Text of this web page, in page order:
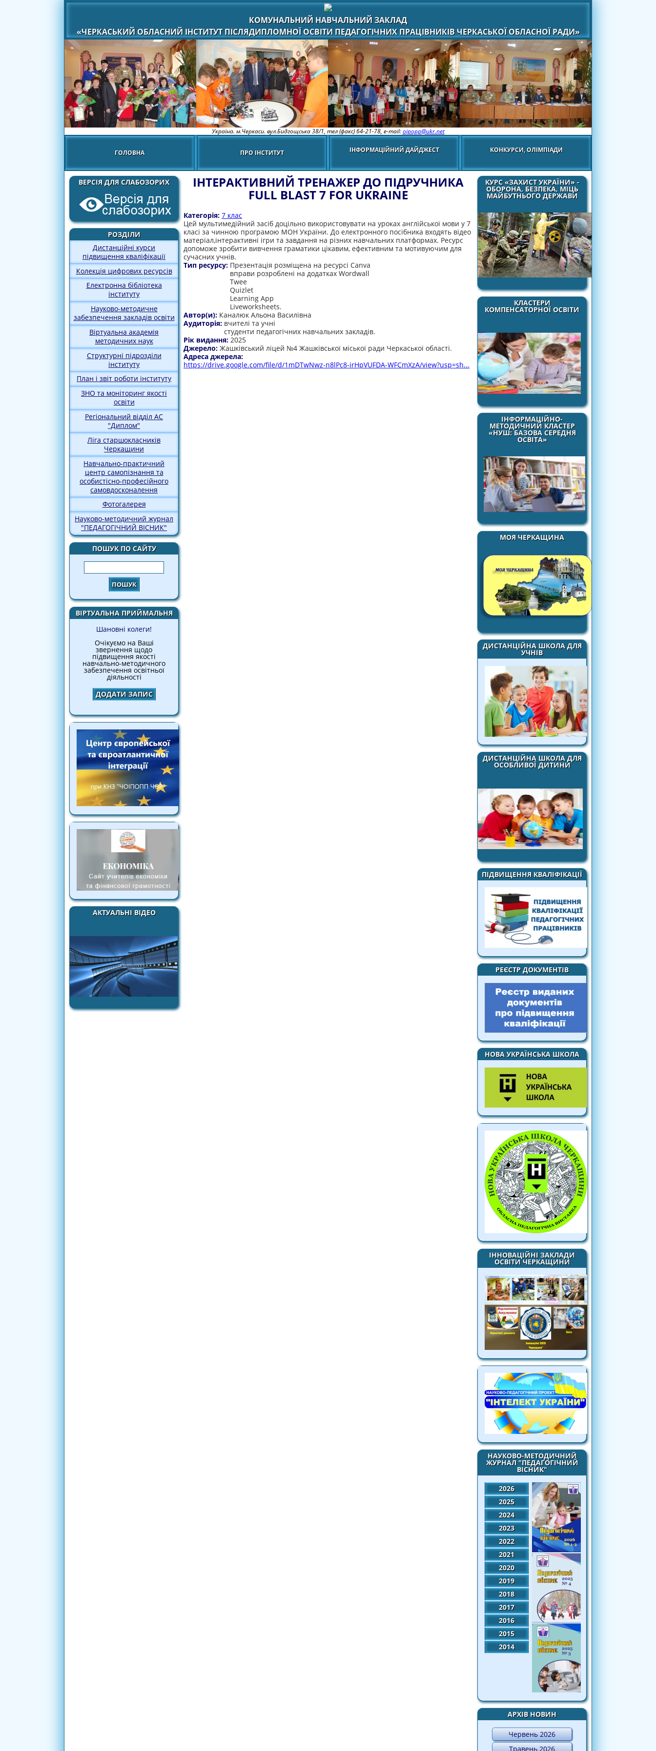
КОМУНАЛЬНИЙ НАВЧАЛЬНИЙ ЗАКЛАД
«ЧЕРКАСЬКИЙ ОБЛАСНИЙ ІНСТИТУТ ПІСЛЯДИПЛОМНОЇ ОСВІТИ ПЕДАГОГІЧНИХ ПРАЦІВНИКІВ ЧЕРКАСЬКОЇ ОБЛАСНОЇ РАДИ»
Україна. м.Черкаси. вул.Бидгощська 38/1, тел (факс) 64-21-78, e-mail:oipopp@ukr.net
ГОЛОВНА ПРО ІНСТИТУТ ІНФОРМАЦІЙНИЙ ДАЙДЖЕСТ КОНКУРСИ, ОЛІМПІАДИ
ВЕРСІЯ ДЛЯ СЛАБОЗОРИХ
РОЗДІЛИ
Дистанційні курси
підвищення кваліфікації
Колекція цифрових ресурсів
Електронна бібліотека
інституту
Науково-методичне
забезпечення закладів освіти
Віртуальна академія
методичних наук
Структурні підрозділи
інституту
План і звіт роботи інституту
ЗНО та моніторинг якості
освіти
Регіональний відділ АС
"Диплом"
Ліга старшокласників
Черкащини
Навчально-практичний
центр самопізнання та
особистісно-професійного
самовдосконалення
Фотогалерея
Науково-методичний журнал
"ПЕДАГОГІЧНИЙ ВІСНИК"
ПОШУК ПО САЙТУ
Пошук
ВІРТУАЛЬНА ПРИЙМАЛЬНЯ
Шановні колеги!
Очікуємо на Ваші
звернення щодо
підвищення якості
навчально-методичного
забезпечення освітньої
діяльності
ДОДАТИ ЗАПИС
АКТУАЛЬНІ ВІДЕО
КУРС «ЗАХИСТ УКРАЇНИ» -
ОБОРОНА, БЕЗПЕКА, МІЦЬ
МАЙБУТНЬОГО ДЕРЖАВИ
КЛАСТЕРИ
КОМПЕНСАТОРНОЇ ОСВІТИ
ІНФОРМАЦІЙНО-
МЕТОДИЧНИЙ КЛАСТЕР
«НУШ: БАЗОВА СЕРЕДНЯ
ОСВІТА»
МОЯ ЧЕРКАЩИНА
ДИСТАНЦІЙНА ШКОЛА ДЛЯ
УЧНІВ
ДИСТАНЦІЙНА ШКОЛА ДЛЯ
ОСОБЛИВОЇ ДИТИНИ
ПІДВИЩЕННЯ КВАЛІФІКАЦІЇ
РЕЄСТР ДОКУМЕНТІВ
НОВА УКРАЇНСЬКА ШКОЛА
ІННОВАЦІЙНІ ЗАКЛАДИ
ОСВІТИ ЧЕРКАЩИНИ
НАУКОВО-МЕТОДИЧНИЙ
ЖУРНАЛ "ПЕДАГОГІЧНИЙ
ВІСНИК"
2026
2025
2024
2023
2022
2021
2020
2019
2018
2017
2016
2015
2014
АРХІВ НОВИН
Червень 2026
Травень 2026
ІНТЕРАКТИВНИЙ ТРЕНАЖЕР ДО ПІДРУЧНИКА
FULL BLAST 7 FOR UKRAINE
Категорія: 7 клас
Цей мультимедійний засіб доцільно використовувати на уроках англійської мови у 7
класі за чинною програмою МОН України. До електронного посібника входять відео
матеріал,інтерактивні ігри та завдання на різних навчальних платформах. Ресурс
допоможе зробити вивчення граматики цікавим, ефективним та мотивуючим для
сучасних учнів.
Тип ресурсу: Презентація розміщена на ресурсі Canva
вправи розроблені на додатках Wordwall
Twee
Quizlet
Learning App
Liveworksheets.
Автор(и): Каналюк Альона Василівна
Аудиторія: вчителі та учні
студенти педагогічних навчальних закладів.
Рік видання: 2025
Джерело: Жашківський ліцей №4 Жашківської міської ради Черкаської області.
Адреса джерела:
https://drive.google.com/file/d/1mDTwNwz-n8lPc8-irHpVUFDA-WFCmXzA/view?usp=sh...